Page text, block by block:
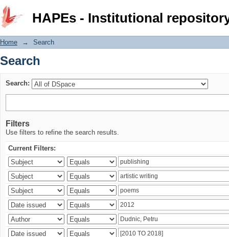
HAPEs - Institutional
Search
Home → Search
Search
Search:
Filters
Use filters to refine the search results.
Current Filters: